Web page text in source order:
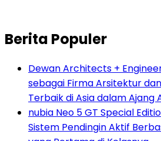
Berita Populer
Dewan Architects +
sebagai Firma Arsitektur
Terbaik di Asia dalam Ajang
nubia Neo 5 GT Special
Sistem Pendingin Aktif